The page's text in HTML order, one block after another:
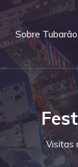
Sobre Tubarão
Visitas